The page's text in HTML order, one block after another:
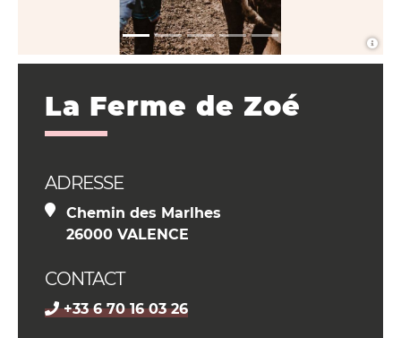
La Ferme de Zoé
ADRESSE
Chemin des Marlhes
26000 VALENCE
CONTACT
+33 6 70 16 03 26